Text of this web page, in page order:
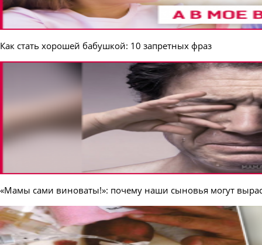
Как стать хорошей бабушкой: 10 запретных фраз
«Мамы сами виноваты!»: почему наши сыновья могут